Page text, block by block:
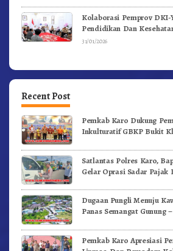
Kolaborasi Pemprov DKI-
Pendidikan Dan
31/01/2026
Recent Post
Pemkab Karo Dukung
Inkulturatif GBKP Bukit
Satlantas Polres Karo,
Gelar Oprasi Sadar Pajak
Dugaan Pungli Menuju
Panas Semangat Gunung
Pemkab Karo Apresiasi